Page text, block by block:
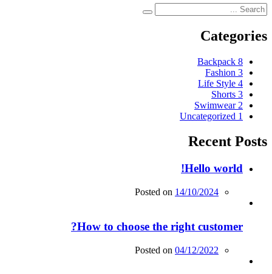
Categories
Backpack 8
Fashion 3
Life Style 4
Shorts 3
Swimwear 2
Uncategorized 1
Recent Posts
Hello world!
Posted on 14/10/2024
How to choose the right customer?
Posted on 04/12/2022